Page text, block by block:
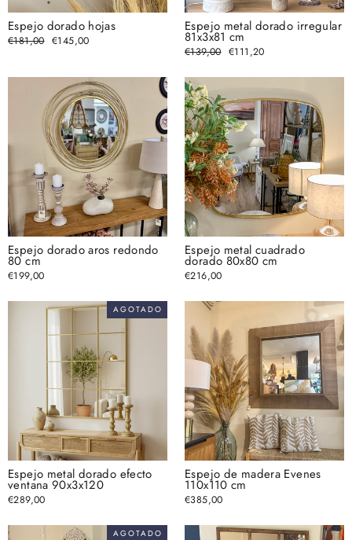
Espejo dorado hojas
Precio
habitual
€181,00 Precio
€145,00
Espejo metal dorado irregular
81x3x81 cm
Precio
habitual
€139,00 Precio
€111,20
Espejo dorado aros redondo
80 cm
€199,00
Espejo metal cuadrado
dorado 80x80 cm
€216,00
AGOTADO
Espejo metal dorado efecto
ventana 90x3x120
€289,00
Espejo de madera Evenes
110x110 cm
€385,00
AGOTADO